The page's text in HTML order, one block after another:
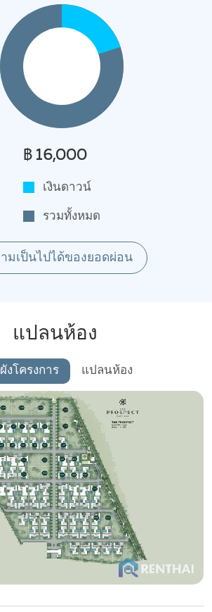
฿ 16,000
เงินดาวน์
รวมทั้งหมด
มเป็นไปได้ของยอดผ่อน
แปลนห้อง
งโครงการ แปลนห้อง